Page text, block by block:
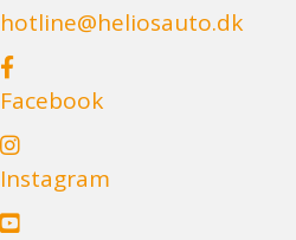
hotline@heliosauto.dk
Facebook
Instagram